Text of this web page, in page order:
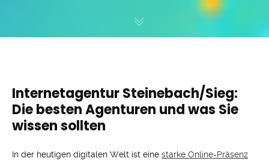
Internetagentur Steinebach/Sieg:
Die besten Agenturen und was Sie
wissen sollten
In der heutigen digitalen Welt ist eine starke Online-Präsenz